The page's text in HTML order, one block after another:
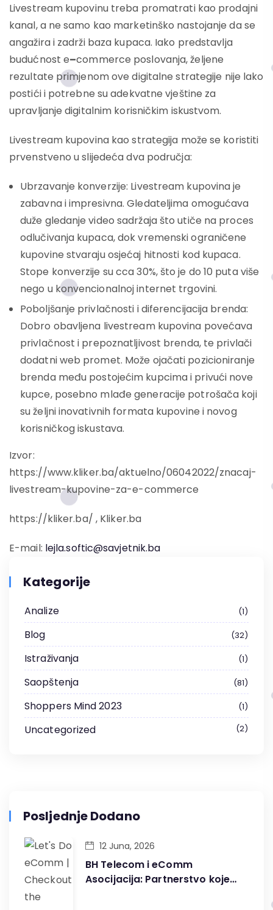
Livestream kupovinu treba promatrati kao prodajni
kanal, a ne samo kao marketinško nastojanje da se
angažira i zadrži baza kupaca. Iako predstavlja
budućnost e–commerce poslovanja, željene
rezultate primjenom ove digitalne strategije nije lako
postići i potrebne su adekvatne vještine za
upravljanje digitalnim korisničkim iskustvom.
Livestream kupovina kao strategija može se koristiti
prvenstveno u slijedeća dva područja:
Ubrzavanje konverzije: Livestream kupovina je
zabavna i impresivna. Gledateljima omogućava
duže gledanje video sadržaja što utiče na proces
odlučivanja kupaca, dok vremenski ograničene
kupovine stvaraju osjećaj hitnosti kod kupaca.
Stope konverzije su cca 30%, što je do 10 puta više
nego u konvencionalnoj internet trgovini.
Poboljšanje privlačnosti i diferencijacija brenda:
Dobro obavljena livestream kupovina povećava
privlačnost i prepoznatljivost brenda, te privlači
dodatni web promet. Može ojačati pozicioniranje
brenda među postojećim kupcima i privući nove
kupce, posebno mlađe generacije potrošača koji
su željni inovativnih formata kupovine i novog
korisničkog iskustava.
Izvor:
https://www.kliker.ba/aktuelno/06042022/znacaj-
livestream-kupovine-za-e-commerce
https://kliker.ba/ , Kliker.ba
E-mail: lejla.softic@savjetnik.ba
Kategorije
Analize 1
Blog 32
Istraživanja 1
Saopštenja 81
Shoppers Mind 2023 1
Uncategorized 2
Posljednje Dodano
BH Telecom i eComm
Asocijacija: Partnerstvo koje
12 Juna, 2026